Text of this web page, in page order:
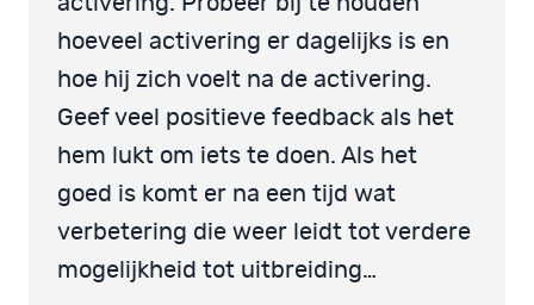
hoeveel activering er dagelijks is en
hoe hij zich voelt na de activering.
Geef veel positieve feedback als het
hem lukt om iets te doen. Als het
goed is komt er na een tijd wat
verbetering die weer leidt tot verdere
mogelijkheid tot uitbreiding…